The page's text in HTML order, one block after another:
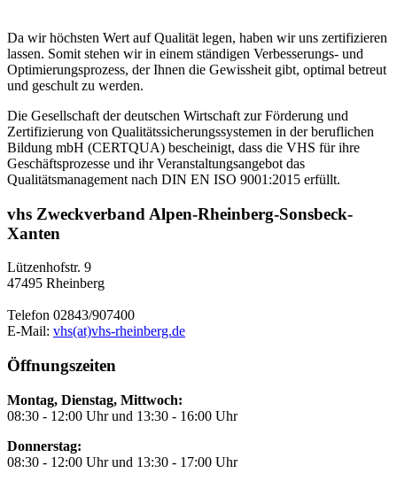
Da wir höchsten Wert auf Qualität legen, haben wir uns zertifizieren
lassen. Somit stehen wir in einem ständigen Verbesserungs- und
Optimierungsprozess, der Ihnen die Gewissheit gibt, optimal betreut
und geschult zu werden.
Die Gesellschaft der deutschen Wirtschaft zur Förderung und
Zertifizierung von Qualitätssicherungssystemen in der beruflichen
Bildung mbH (CERTQUA) bescheinigt, dass die VHS für ihre
Geschäftsprozesse und ihr Veranstaltungsangebot das
Qualitätsmanagement nach DIN EN ISO 9001:2015 erfüllt.
vhs Zweckverband Alpen-Rheinberg-Sonsbeck-
Xanten
Lützenhofstr. 9
47495 Rheinberg
Telefon 02843/907400
E-Mail: vhs(at)vhs-rheinberg.de
Öffnungszeiten
Montag, Dienstag, Mittwoch:
08:30 - 12:00 Uhr und 13:30 - 16:00 Uhr
Donnerstag:
08:30 - 12:00 Uhr und 13:30 - 17:00 Uhr